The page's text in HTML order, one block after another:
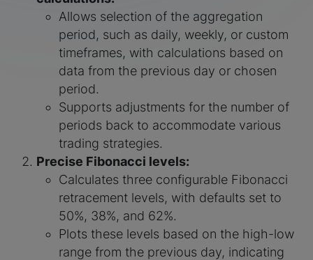
Allows selection of the aggregation
period, such as daily, weekly, or custom
timeframes, with calculations based on
data from the previous day or chosen
period.
Supports adjustments for the number of
periods back to accommodate various
trading strategies.
Precise Fibonacci levels:
Calculates three configurable Fibonacci
retracement levels, with defaults set to
50%, 38%, and 62%.
Plots these levels based on the high-low
range from the previous day, indicating